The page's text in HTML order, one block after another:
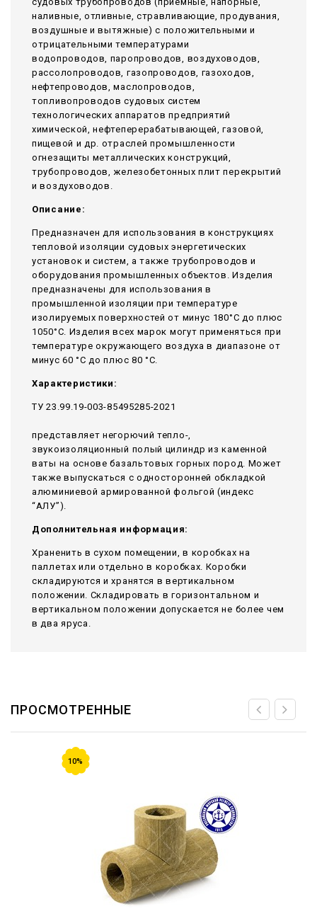
наливные, отливные, стравливающие, продувания,
воздушные и вытяжные) с положительными и
отрицательными температурами
водопроводов, паропроводов, воздуховодов,
рассолопроводов, газопроводов, газоходов,
нефтепроводов, маслопроводов,
топливопроводов судовых систем
технологических аппаратов предприятий
химической, нефтеперерабатывающей, газовой,
пищевой и др. отраслей промышленности
огнезащиты металлических конструкций,
трубопроводов, железобетонных плит перекрытий
и воздуховодов.
Описание:
Предназначен для использования в конструкциях
тепловой изоляции судовых энергетических
установок и систем, а также трубопроводов и
оборудования промышленных объектов. Изделия
предназначены для использования в
промышленной изоляции при температуре
изолируемых поверхностей от минус 180°С до плюс
1050°С. Изделия всех марок могут применяться при
температуре окружающего воздуха в диапазоне от
минус 60 °С до плюс 80 °С.
Характеристики:
ТУ 23.99.19-003-85495285-2021
представляет негорючий тепло-,
звукоизоляционный полый цилиндр из каменной
ваты на основе базальтовых горных пород. Может
также выпускаться с односторонней обкладкой
алюминиевой армированной фольгой (индекс
“АЛУ”).
Дополнительная информация:
Храненить в сухом помещении, в коробках на
паллетах или отдельно в коробках. Коробки
складируются и хранятся в вертикальном
положении. Складировать в горизонтальном и
вертикальном положении допускается не более чем
в два яруса.
ПРОСМОТРЕННЫЕ
10%